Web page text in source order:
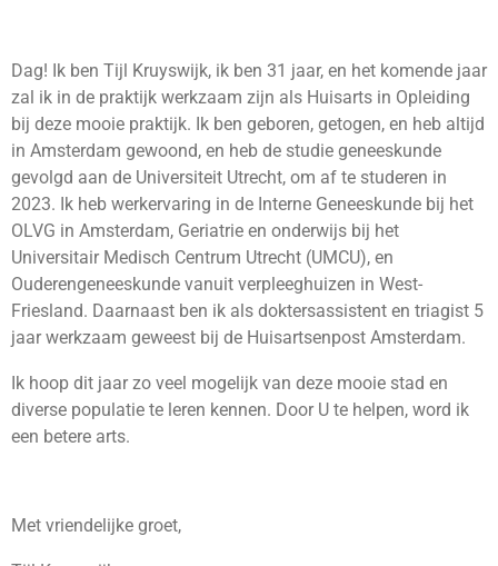
Dag! Ik ben Tijl Kruyswijk, ik ben 31 jaar, en het komende jaar
zal ik in de praktijk werkzaam zijn als Huisarts in Opleiding
bij deze mooie praktijk. Ik ben geboren, getogen, en heb altijd
in Amsterdam gewoond, en heb de studie geneeskunde
gevolgd aan de Universiteit Utrecht, om af te studeren in
2023. Ik heb werkervaring in de Interne Geneeskunde bij het
OLVG in Amsterdam, Geriatrie en onderwijs bij het
Universitair Medisch Centrum Utrecht (UMCU), en
Ouderengeneeskunde vanuit verpleeghuizen in West-
Friesland. Daarnaast ben ik als doktersassistent en triagist 5
jaar werkzaam geweest bij de Huisartsenpost Amsterdam.
Ik hoop dit jaar zo veel mogelijk van deze mooie stad en
diverse populatie te leren kennen. Door U te helpen, word ik
een betere arts.
Met vriendelijke groet,